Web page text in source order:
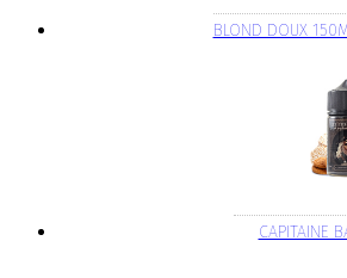
BLOND DOUX
CAPITAINE